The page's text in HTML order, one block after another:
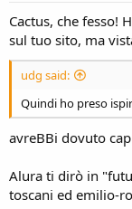
Cactus, che fesso!
sul tuo sito, ma
udg said:
Quindi ho preso
avreBBi dovuto
Alura ti dirò in
toscani ed emilio-